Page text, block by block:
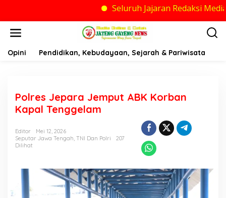
Seluruh Jajaran Redaksi Media Jateng
Opini Pendidikan, Kebudayaan, Sejarah & Pariwisata
Polres Jepara Jemput ABK Korban
Kapal Tenggelam
Editor
Mei 12, 2026
Seputar Jawa Tengah, TNI Dan Polri
207
Dilihat